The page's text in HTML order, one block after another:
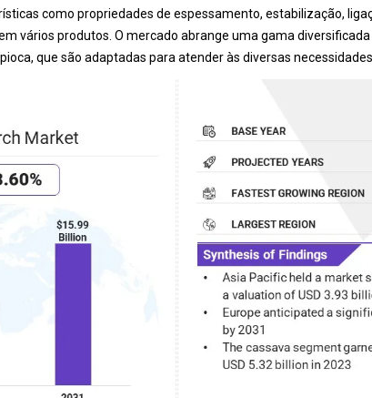
como propriedades de espessamento, estabilização,
vários produtos. O mercado abrange uma gama
que são adaptadas para atender às diversas